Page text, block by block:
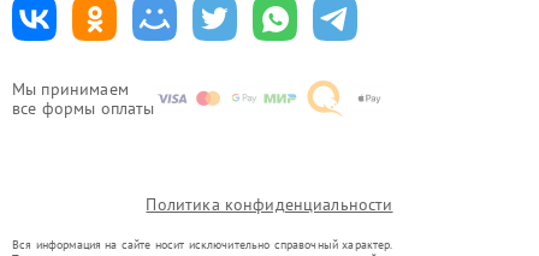
Мы принимаем
все формы оплаты
Политика конфиденциальности
Вся информация на сайте носит исключительно справочный характер.